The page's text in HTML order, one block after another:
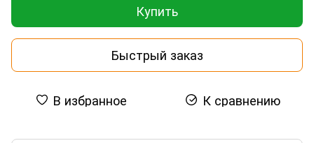
Купить
Быстрый заказ
В избранное К сравнению